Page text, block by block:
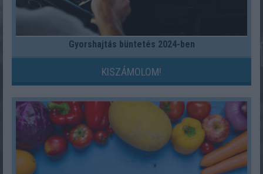
Gyorshajtás büntetés 2024-ben
KISZÁMOLOM!